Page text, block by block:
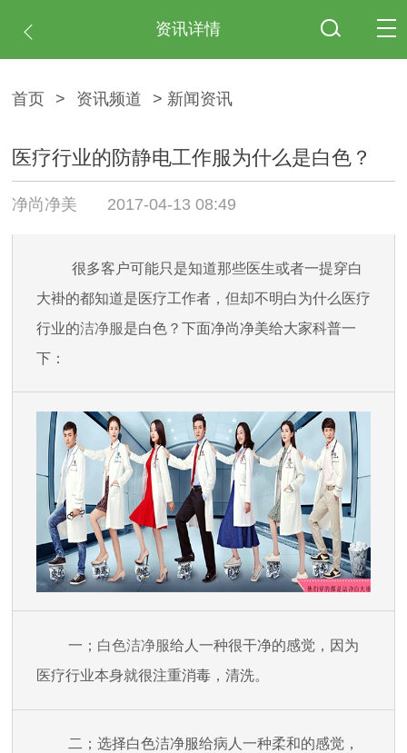
资讯详情
首页 > 资讯频道 > 新闻资讯
医疗行业的防静电工作服为什么是白色？
净尚净美 2017-04-13 08:49
很多客户可能只是知道那些医生或者一提穿白
大褂的都知道是医疗工作者，但却不明白为什么医疗
行业的洁净服是白色？下面净尚净美给大家科普一
下：
一； 白色洁净服给人一种很干净的感觉，因为
医疗行业本身就很注重消毒，清洗。
二；选择白色洁净服给病人一种柔和的感觉，